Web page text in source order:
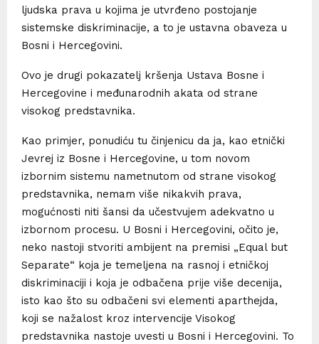
ljudska prava u kojima je utvrđeno postojanje
sistemske diskriminacije, a to je ustavna obaveza u
Bosni i Hercegovini.
Ovo je drugi pokazatelj kršenja Ustava Bosne i
Hercegovine i međunarodnih akata od strane
visokog predstavnika.
Kao primjer, ponudiću tu činjenicu da ja, kao etnički
Jevrej iz Bosne i Hercegovine, u tom novom
izbornim sistemu nametnutom od strane visokog
predstavnika, nemam više nikakvih prava,
mogućnosti niti šansi da učestvujem adekvatno u
izbornom procesu. U Bosni i Hercegovini, očito je,
neko nastoji stvoriti ambijent na premisi „Equal but
Separate“ koja je temeljena na rasnoj i etničkoj
diskriminaciji i koja je odbačena prije više decenija,
isto kao što su odbačeni svi elementi aparthejda,
koji se nažalost kroz intervencije Visokog
predstavnika nastoje uvesti u Bosni i Hercegovini. To